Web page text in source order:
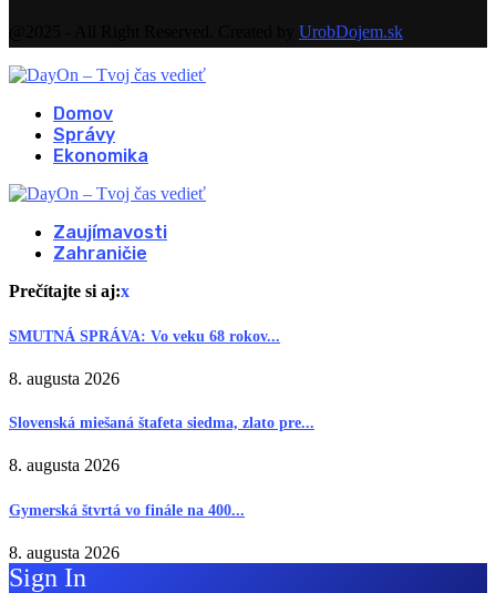
UrobDojem.sk
Domov
Správy
Ekonomika
Zaujímavosti
Zahraničie
Prečítajte si aj:x
SMUTNÁ SPRÁVA: Vo veku 68 rokov...
8. augusta 2026
Slovenská miešaná štafeta siedma, zlato pre...
8. augusta 2026
Gymerská štvrtá vo finále na 400...
8. augusta 2026
Sign In